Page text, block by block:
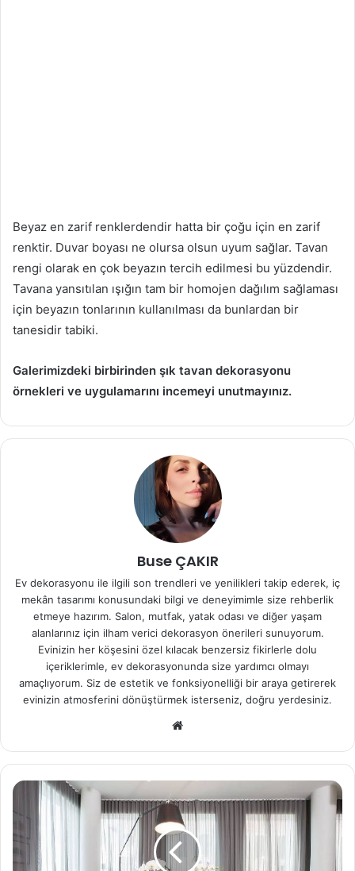
Beyaz en zarif renklerdendir hatta bir çoğu için en zarif
renktir. Duvar boyası ne olursa olsun uyum sağlar. Tavan
rengi olarak en çok beyazın tercih edilmesi bu yüzdendir.
Tavana yansıtılan ışığın tam bir homojen dağılım sağlaması
için beyazın tonlarının kullanılması da bunlardan bir
tanesidir tabiki.
Galerimizdeki birbirinden şık tavan dekorasyonu
örnekleri ve uygulamarını incemeyi unutmayınız.
Buse ÇAKIR
Ev dekorasyonu ile ilgili son trendleri ve yenilikleri takip ederek, iç
mekân tasarımı konusundaki bilgi ve deneyimimle size rehberlik
etmeye hazırım. Salon, mutfak, yatak odası ve diğer yaşam
alanlarınız için ilham verici dekorasyon önerileri sunuyorum.
Evinizin her köşesini özel kılacak benzersiz fikirlerle dolu
içeriklerimle, ev dekorasyonunda size yardımcı olmayı
amaçlıyorum. Siz de estetik ve fonksiyonelliği bir araya getirerek
evinizin atmosferini dönüştürmek isterseniz, doğru yerdesiniz.
sit
esi